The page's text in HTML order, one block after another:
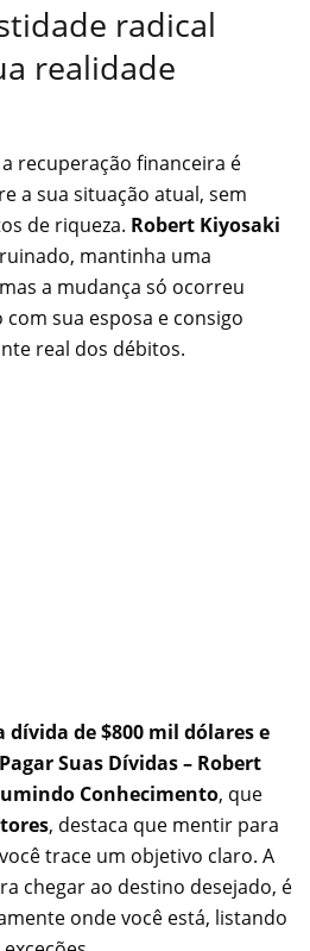
radical
realidade
recuperação financeira é
a sua situação atual, sem
de riqueza. Robert Kiyosaki
mantinha uma
a mudança só ocorreu
sua esposa e consigo
real dos débitos.
dívida de $800 mil dólares e
Suas Dívidas – Robert
Conhecimento, que
, destaca que mentir para
trace um objetivo claro. A
chegar ao destino desejado, é
onde você está, listando